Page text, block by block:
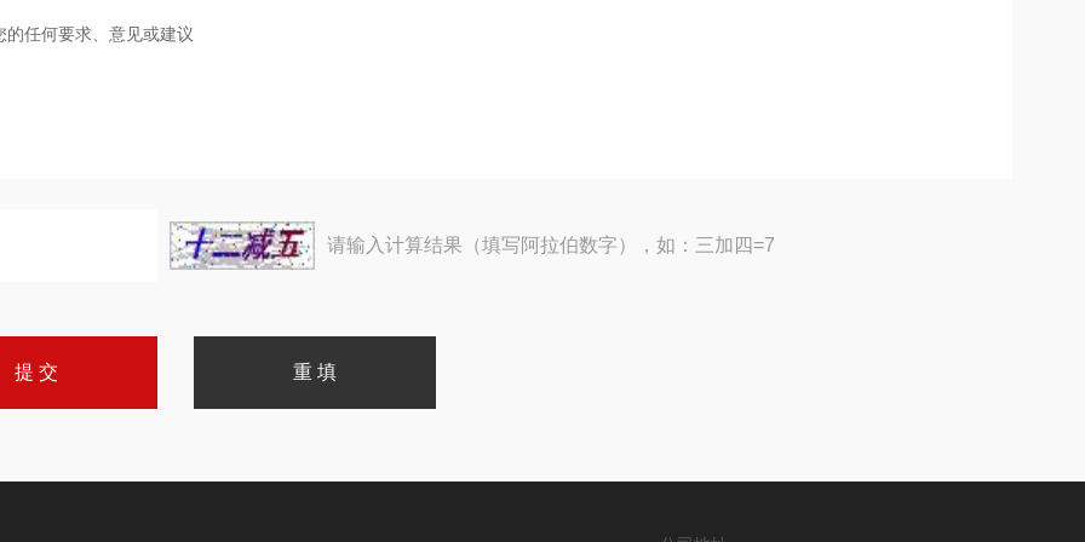
请输入计算结果（填写阿拉伯数字），如：三加四=7